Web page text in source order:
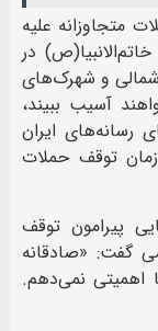
متجاوزانه علیه
در
و شهرک‌های
آسیب ببیند،
رسانه‌های ایران
زمان توقف حملات
پیرامون توقف
گفت: «صادقانه
اهمیتی نمی‌دهم.